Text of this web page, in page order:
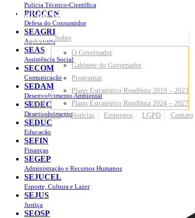
Portal do Governo do
Governode Rondônia
Portal
Sobre
O Governador
Gabinete do Governador
Programas
Plano Estratégico Rondônia 2019 – 2023
Plano Estratégico Rondônia 2024 – 2027
Publicações
Notícias Empregos LGPD Contato
Polícia Técnico-Científica
PROCON
Defesa do Consumidor
SEAGRI
Agricultura
SEAS
Assistência Social
SECOM
Comunicação
SEDAM
Desenvolvimento Ambiental
SEDEC
Desenvolvimento
SEDUC
Educação
SEFIN
Finanças
SEGEP
Administração e Recursos Humanos
SEJUCEL
Esporte, Cultura e Lazer
SEJUS
Justiça
SEOSP